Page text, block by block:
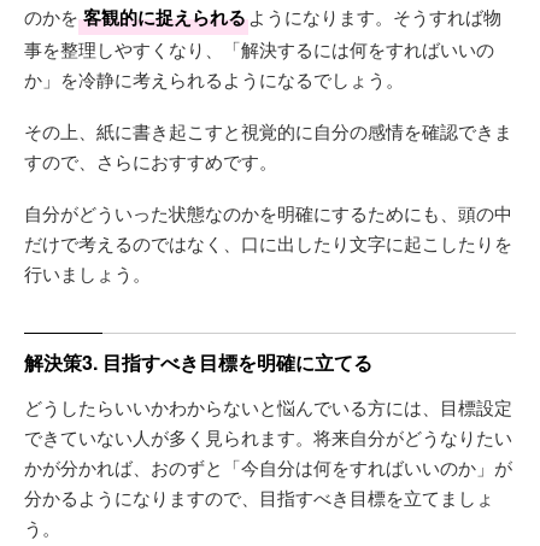
のかを 客観的に捉えられるようになります。そうすれば物
事を整理しやすくなり、「解決するには何をすればいいの
か」を冷静に考えられるようになるでしょう。
その上、紙に書き起こすと視覚的に自分の感情を確認できま
すので、さらにおすすめです。
自分がどういった状態なのかを明確にするためにも、頭の中
だけで考えるのではなく、口に出したり文字に起こしたりを
行いましょう。
解決策3. 目指すべき目標を明確に立てる
どうしたらいいかわからないと悩んでいる方には、目標設定
できていない人が多く見られます。将来自分がどうなりたい
かが分かれば、おのずと「今自分は何をすればいいのか」が
分かるようになりますので、目指すべき目標を立てましょ
う。